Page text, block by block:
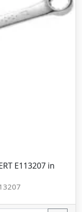
E113207 in